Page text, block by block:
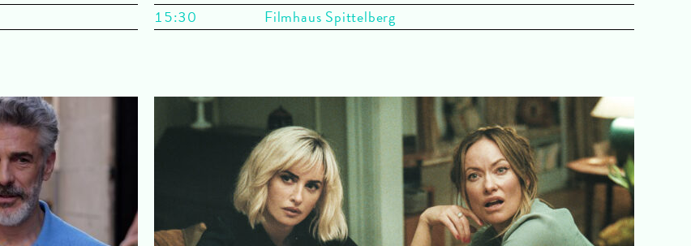
15:30
Filmhaus Spittelberg